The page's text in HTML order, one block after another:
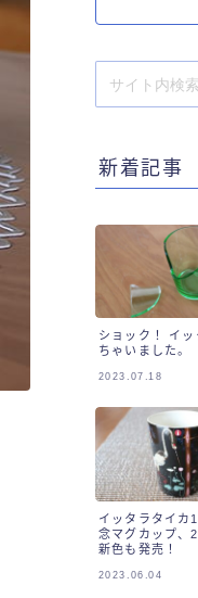
新着記事
ショック！ イッ
ちゃいました。
2023.07.18
イッタラタイカ
念マグカップ、
新色も発売！
2023.06.04